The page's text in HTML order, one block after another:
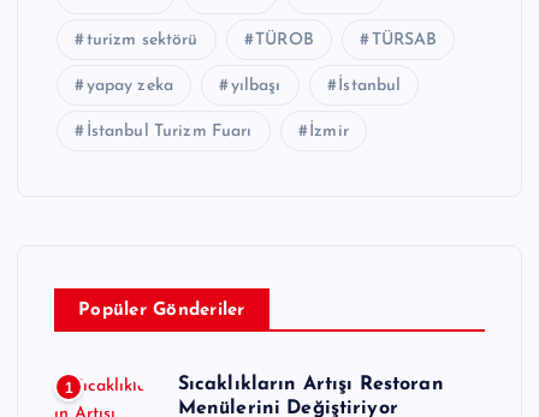
turizm sektörü TÜROB TÜRSAB
yapay zeka yılbaşı İstanbul
İstanbul Turizm Fuarı İzmir
Popüler Gönderiler
1
Sıcaklıkların Artışı Restoran
Menülerini Değiştiriyor